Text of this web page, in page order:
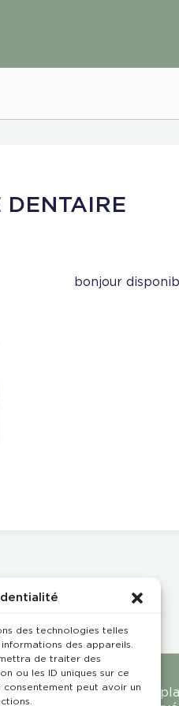
des technologies telles
des appareils.
de traiter des
ou les ID uniques sur ce
peut avoir un
DENTAIRE
bonjour